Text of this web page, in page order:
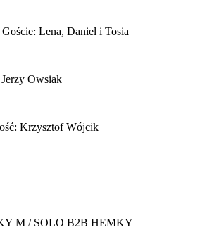
Lena, Daniel i Tosia
Owsiak
Krzysztof Wójcik
M / SOLO B2B HEMKY